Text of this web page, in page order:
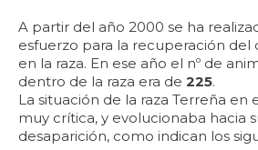
A partir del año 2000 se ha
esfuerzo para la recuperación del
en la raza. En ese año el nº de
dentro de la raza era de225.
La situación de la raza Terreña en
muy crítica, y evolucionaba hacia
desaparición, como indican los